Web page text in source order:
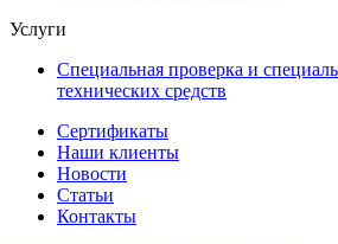
Услуги
Специальная проверка и
технических средств
Сертификаты
Наши клиенты
Новости
Статьи
Контакты